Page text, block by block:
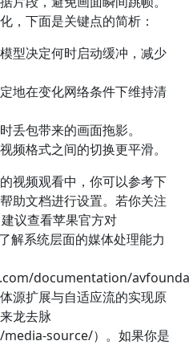
，下面是关键点的简析：
型决定何时启动缓冲，减少
地在变化网络条件下维持清
丢包带来的画面拖影。
频格式之间的切换更平滑。
视频观看中，你可以参考下
助文档进行设置。若你关注
议查看苹果官方对
解系统层面的媒体处理能力
documentation/
源扩展与自适应流的实现原
龙去脉
source/）。如果你是